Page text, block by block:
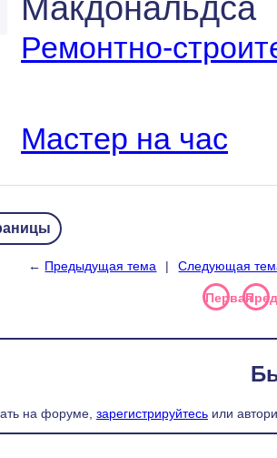
Ремонтно-
Мастер на час
← Предыдущая тема | Следующая
Первая
на форуме, зарегистрируйтесь или